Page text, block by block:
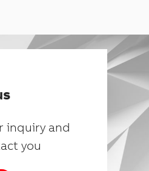
inquiry and
you